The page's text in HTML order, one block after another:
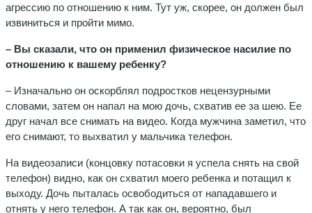
агрессию по отношению к ним. Тут уж, скорее, он должен был
извиниться и пройти мимо.
– Вы сказали, что он применил физическое насилие по
отношению к вашему ребенку?
– Изначально он оскорблял подростков нецензурными
словами, затем он напал на мою дочь, схватив ее за шею. Ее
друг начал все снимать на видео. Когда мужчина заметил, что
его снимают, то выхватил у мальчика телефон.
На видеозаписи (концовку потасовки я успела снять на свой
телефон) видно, как он схватил моего ребенка и потащил к
выходу. Дочь пыталась освободиться от нападавшего и
отнять у него телефон. А так как он, вероятно, был